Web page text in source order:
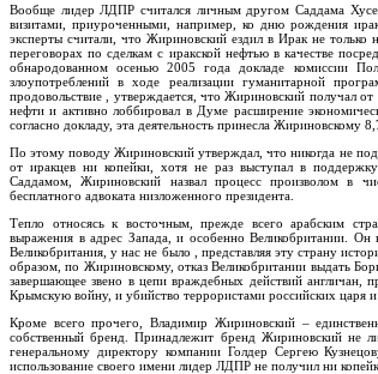
Вообще лидер ЛДПР считался личным другом Саддама
визитами, приуроченными, например, ко дню рождения
эксперты считали, что Жириновский ездил в Ирак не только
переговорах по сделкам с иракской нефтью в качестве
обнародованном осенью 2005 года докладе комиссии
злоупотреблений в ходе реализации гуманитарной
продовольствие , утверждается, что Жириновский получал
нефти и активно лоббировал в Думе расширение
согласно докладу, эта деятельность принесла Жириновскому
По этому поводу Жириновский утверждал, что никогда не
от иракцев ни копейки, хотя не раз выступал в
Саддамом, Жириновский назвал процесс произволом в
бесплатного адвоката низложенного президента.
Тепло относясь к восточным, прежде всего арабским
выражения в адрес Запада, и особенно Великобритании. Он
Великобритания, у нас не было , представляя эту страну
образом, по Жириновскому, отказ Великобритании выдать
завершающее звено в цепи враждебных действий англичан,
Крымскую войну, и убийство террористами российских царя
Кроме всего прочего, Владимир Жириновский –
собственный бренд. Принадлежит бренд Жириновский не
генеральному директору компании Голдер Сергею
использование своего имени лидер ЛДПР не получил ни